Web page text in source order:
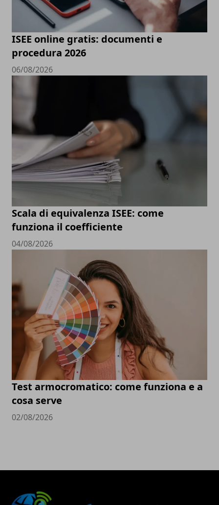
ISEE online gratis: documenti e
procedura 2026
06/08/2026
Scala di equivalenza ISEE: come
funziona il coefficiente
04/08/2026
Test armocromatico: come funziona e a
cosa serve
02/08/2026